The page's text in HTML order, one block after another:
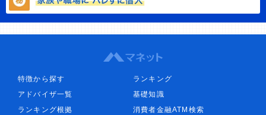
特徴から探す
ランキング
アドバイザ一覧
基礎知識
ランキング根拠
消費者金融ATM検索